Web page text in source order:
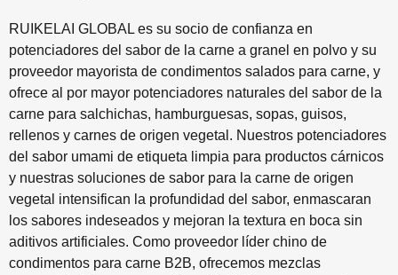
RUIKELAI GLOBAL es su socio de confianza en
potenciadores del sabor de la carne a granel en polvo y su
proveedor mayorista de condimentos salados para carne, y
ofrece al por mayor potenciadores naturales del sabor de la
carne para salchichas, hamburguesas, sopas, guisos,
rellenos y carnes de origen vegetal. Nuestros potenciadores
del sabor umami de etiqueta limpia para productos cárnicos
y nuestras soluciones de sabor para la carne de origen
vegetal intensifican la profundidad del sabor, enmascaran
los sabores indeseados y mejoran la textura en boca sin
aditivos artificiales. Como proveedor líder chino de
condimentos para carne B2B, ofrecemos mezclas